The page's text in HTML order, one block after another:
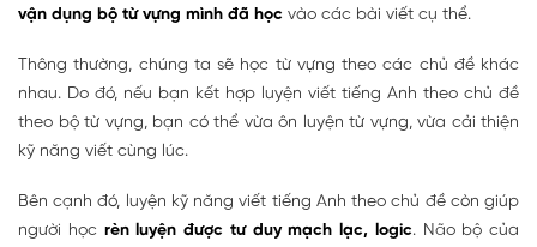
vận dụng bộ từ vựng mình đã học vào các bài viết cụ thể.
Thông thường, chúng ta sẽ học từ vựng theo các chủ đề khác
nhau. Do đó, nếu bạn kết hợp luyện viết tiếng Anh theo chủ đề
theo bộ từ vựng, bạn có thể vừa ôn luyện từ vựng, vừa cải thiện
kỹ năng viết cùng lúc.
Bên cạnh đó, luyện kỹ năng viết tiếng Anh theo chủ đề còn giúp
người học rèn luyện được tư duy mạch lạc, logic. Não bộ của